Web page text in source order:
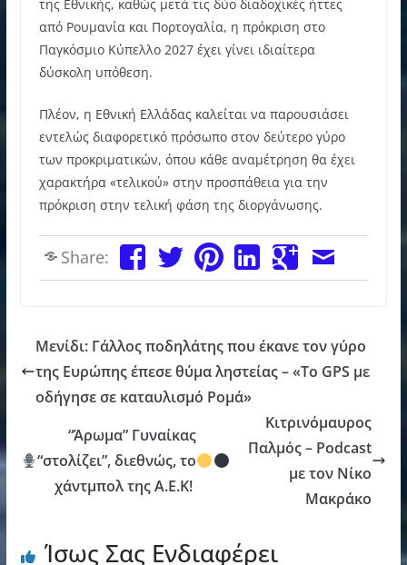
της Εθνικής, καθώς μετά τις δύο διαδοχικές ήττες
από Ρουμανία και Πορτογαλία, η πρόκριση στο
Παγκόσμιο Κύπελλο 2027 έχει γίνει ιδιαίτερα
δύσκολη υπόθεση.
Πλέον, η Εθνική Ελλάδας καλείται να παρουσιάσει
εντελώς διαφορετικό πρόσωπο στον δεύτερο γύρο
των προκριματικών, όπου κάθε αναμέτρηση θα έχει
χαρακτήρα «τελικού» στην προσπάθεια για την
πρόκριση στην τελική φάση της διοργάνωσης.
Share:
Μενίδι: Γάλλος ποδηλάτης που έκανε τον γύρο
της Ευρώπης έπεσε θύμα ληστείας – «Το GPS με
οδήγησε σε καταυλισμό Ρομά»
“Άρωμα” Γυναίκας
“στολίζει”, διεθνώς, το
χάντμπολ της Α.Ε.Κ!
Κιτρινόμαυρος
Παλμός – Podcast
με τον Νίκο
Μακράκο
Ίσως Σας Ενδιαφέρει